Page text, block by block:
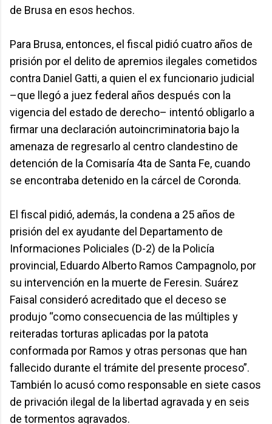
de Brusa en esos hechos.
Para Brusa, entonces, el fiscal pidió cuatro años de
prisión por el delito de apremios ilegales cometidos
contra Daniel Gatti, a quien el ex funcionario judicial
–que llegó a juez federal años después con la
vigencia del estado de derecho– intentó obligarlo a
firmar una declaración autoincriminatoria bajo la
amenaza de regresarlo al centro clandestino de
detención de la Comisaría 4ta de Santa Fe, cuando
se encontraba detenido en la cárcel de Coronda.
El fiscal pidió, además, la condena a 25 años de
prisión del ex ayudante del Departamento de
Informaciones Policiales (D-2) de la Policía
provincial, Eduardo Alberto Ramos Campagnolo, por
su intervención en la muerte de Feresin. Suárez
Faisal consideró acreditado que el deceso se
produjo “como consecuencia de las múltiples y
reiteradas torturas aplicadas por la patota
conformada por Ramos y otras personas que han
fallecido durante el trámite del presente proceso”.
También lo acusó como responsable en siete casos
de privación ilegal de la libertad agravada y en seis
de tormentos agravados.